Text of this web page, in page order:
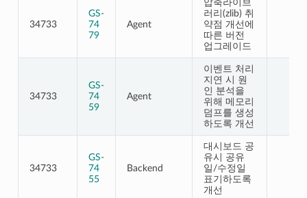
34733
GS-
74
79
Agent
압축라이브
러리(zlib) 취
약점 개선에
따른 버전
업그레이드
34733
GS-
74
59
Agent
이벤트 처리
지연 시 원
인 분석을
위해 메모리
덤프를 생성
하도록 개선
34733
GS-
74
55
Backend
대시보드 공
유시 공유
일/수정일
표기하도록
개선